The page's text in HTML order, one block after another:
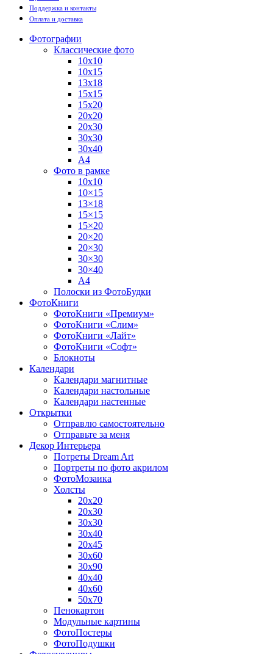
Поддержка и контакты
Оплата и доставка
Фотографии
Классические фото
10х10
10х15
13х18
15х15
15х20
20х20
20х30
30х30
30х40
А4
Фото в рамке
10х10
10×15
13×18
15×15
15×20
20×20
20×30
30×30
30×40
A4
Полоски из ФотоБудки
ФотоКниги
ФотоКниги «Премиум»
ФотоКниги «Слим»
ФотоКниги «Лайт»
ФотоКниги «Софт»
Блокноты
Календари
Календари магнитные
Календари настольные
Календари настенные
Открытки
Отправлю самостоятельно
Отправьте за меня
Декор Интерьера
Потреты Dream Art
Портреты по фото акрилом
ФотоМозаика
Холсты
20х20
20х30
30х30
30х40
20х45
30х60
30х90
40х40
40х60
50х70
Пенокартон
Модульные картины
ФотоПостеры
ФотоПодушки